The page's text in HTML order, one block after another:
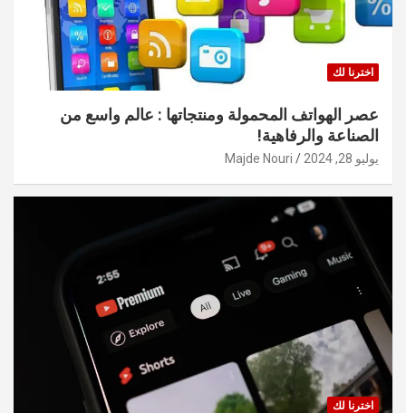
اخترنا لك
عصر الهواتف المحمولة ومنتجاتها : عالم واسع من
الصناعة والرفاهية!
يوليو 28, 2024 Majde Nouri
اخترنا لك